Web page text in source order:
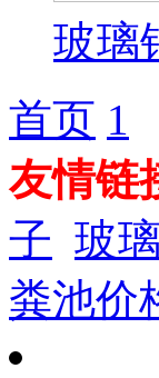
玻璃
首页 1
友情链
子 玻
粪池价